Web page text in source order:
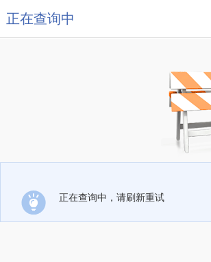
正在查询中
正在查询中，请刷新重试